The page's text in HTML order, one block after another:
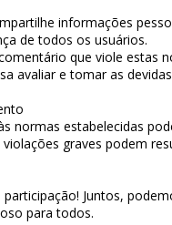
informações
de todos os usuários.
que viole estas
avaliar e tomar as
normas estabelecidas
graves podem
Juntos,
para todos.